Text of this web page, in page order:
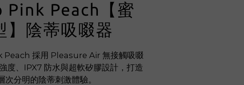
Pink Peach【蜜
】陰蒂吸啜器
採用 Pleasure Air 無接觸吸啜
度、IPX7 防水與超軟矽膠設計，打造
次分明的陰蒂刺激體驗。